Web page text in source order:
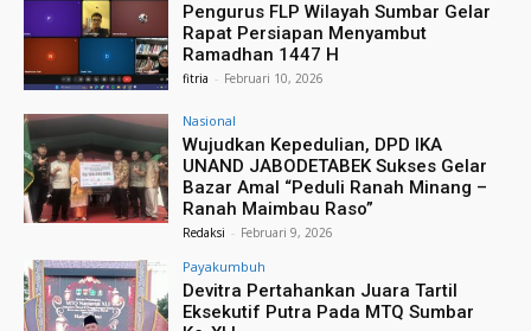
Pengurus FLP Wilayah Sumbar Gelar
Rapat Persiapan Menyambut
Ramadhan 1447 H
fitria - Februari 10, 2026
Nasional
Wujudkan Kepedulian, DPD IKA
UNAND JABODETABEK Sukses Gelar
Bazar Amal “Peduli Ranah Minang –
Ranah Maimbau Raso”
Redaksi - Februari 9, 2026
Payakumbuh
Devitra Pertahankan Juara Tartil
Eksekutif Putra Pada MTQ Sumbar